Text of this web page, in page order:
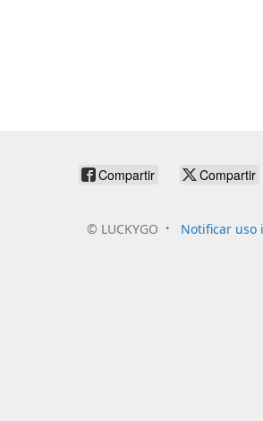
Compartir Compartir
© LUCKYGO Notificar uso